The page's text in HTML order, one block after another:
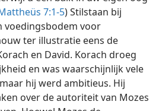
7:1-5) Stilstaan bij
voedingsbodem voor
ter illustratie eens de
en David. Korach droeg
en was waarschijnlijk vele
hij werd ambitieus. Hij
over de autoriteit van Mozes